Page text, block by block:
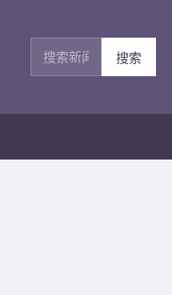
搜索新闻
搜索